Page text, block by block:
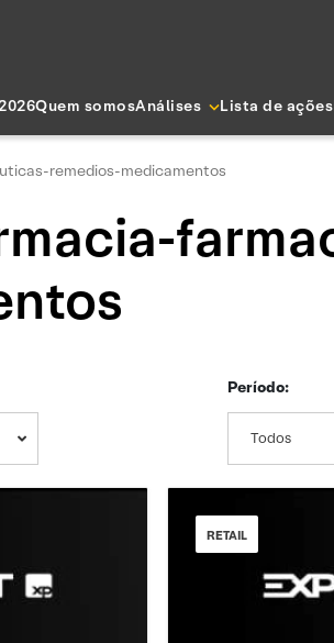
Quem somosAnálises Lista de ações
remedios-medicamentos
Período:
Todos
RETAIL